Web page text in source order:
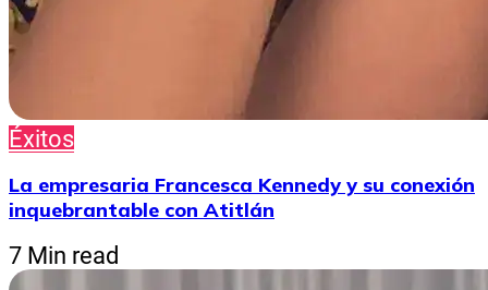
Éxitos
La empresaria Francesca Kennedy y su conexión
inquebrantable con Atitlán
7 Min read